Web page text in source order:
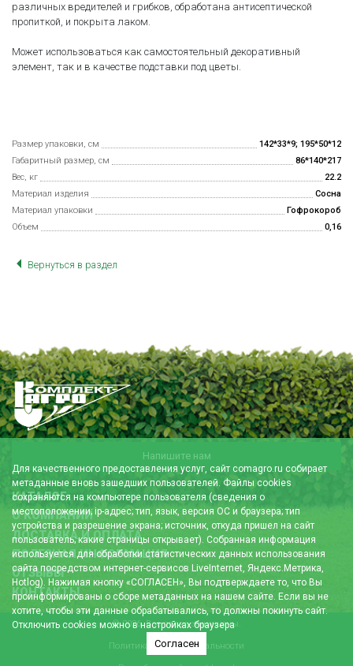
различных вредителей и грибков, обработана антисептической
пропиткой, и покрыта лаком.
Может использоваться как самостоятельный декоративный
элемент, так и в качестве подставки под цветы.
Размер упаковки, см
142*33*9; 195*50*12
Габаритный размер, см
86*140*217
Вес, кг
22.2
Материал изделия
Сосна
Материал упаковки
Гофрокороб
Объем
0,16
Вернуться в раздел
Напишите нам
КАТАЛОГ
О КОМПАНИИ
ДОСТАВКА И ОПЛАТА
ПОЛЕЗНАЯ ИНФОРМАЦИЯ
ОТЗЫВЫ
КОНТАКТЫ
© 2026. Все права защищены.
Политика конфиденциальности
Для качественного предоставления услуг, сайт comagro.ru собирает
метаданные вновь зашедших пользователей. Файлы cookies
сохраняются на компьютере пользователя (сведения о
местоположении; ip-адрес; тип, язык, версия ОС и браузера; тип
устройства и разрешение экрана; источник, откуда пришел на сайт
пользователь; какие страницы открывает). Собранная информация
используется для обработки статистических данных использования
сайта посредством интернет-сервисов LiveInternet, Яндекс.Метрика,
Hotlog). Нажимая кнопку «СОГЛАСЕН», Вы подтверждаете то, что Вы
проинформированы о сборе метаданных на нашем сайте. Если вы не
хотите, чтобы эти данные обрабатывались, то должны покинуть сайт.
Отключить cookies можно в настройках браузера
Согласен